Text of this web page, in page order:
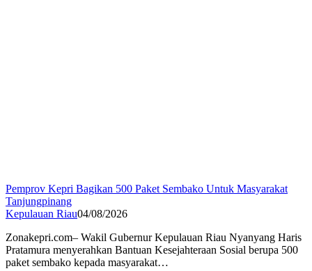
Pemprov Kepri Bagikan 500 Paket Sembako Untuk Masyarakat
Tanjungpinang
Kepulauan Riau04/08/2026
Zonakepri.com– Wakil Gubernur Kepulauan Riau Nyanyang Haris
Pratamura menyerahkan Bantuan Kesejahteraan Sosial berupa 500
paket sembako kepada masyarakat…